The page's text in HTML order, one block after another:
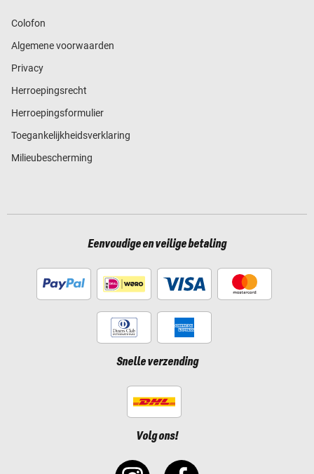
Colofon
Algemene voorwaarden
Privacy
Herroepingsrecht
Herroepingsformulier
Toegankelijkheidsverklaring
Milieubescherming
Eenvoudige en veilige betaling
Snelle verzending
Volg ons!